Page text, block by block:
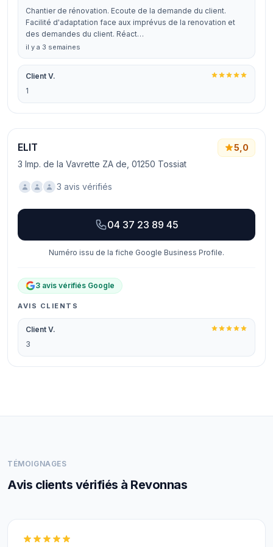
Chantier de rénovation. Ecoute de la demande du client.
Facilité d'adaptation face aux imprévus de la renovation et
des demandes du client. Réact…
il y a 3 semaines
Client V.
1
ELIT
3 Imp. de la Vavrette ZA de, 01250 Tossiat
5,0
3 avis vérifiés
04 37 23 89 45
Numéro issu de la fiche Google Business Profile.
3 avis vérifiés Google
AVIS CLIENTS
Client V.
3
TÉMOIGNAGES
Avis clients vérifiés à Revonnas